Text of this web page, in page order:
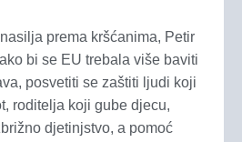
prema kršćanima, Petir
bi se EU trebala više baviti
posvetiti se zaštiti ljudi koji
roditelja koji gube djecu,
djetinjstvo, a pomoć